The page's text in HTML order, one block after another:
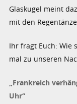
Glaskugel meint
mit den
Ihr fragt Euch: Wie
mal zu unseren
„Frankreich
Uhr“